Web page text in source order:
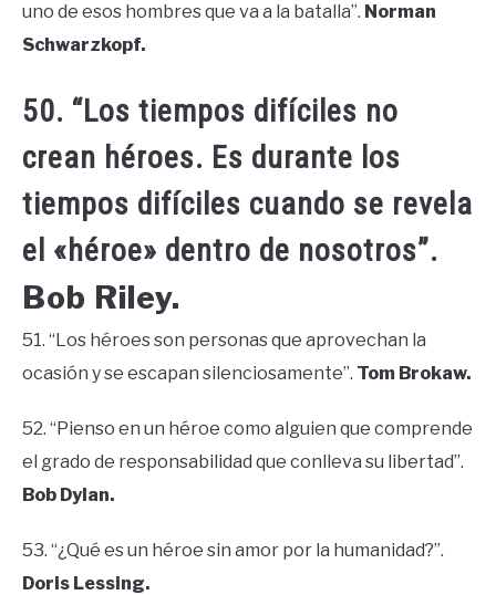
uno de esos hombres que va a la batalla”. Norman
Schwarzkopf.
50. “Los tiempos difíciles no
crean héroes. Es durante los
tiempos difíciles cuando se revela
el «héroe» dentro de nosotros”.
Bob Riley.
51. “Los héroes son personas que aprovechan la
ocasión y se escapan silenciosamente”. Tom Brokaw.
52. “Pienso en un héroe como alguien que comprende
el grado de responsabilidad que conlleva su libertad”.
Bob Dylan.
53. “¿Qué es un héroe sin amor por la humanidad?”.
Doris Lessing.